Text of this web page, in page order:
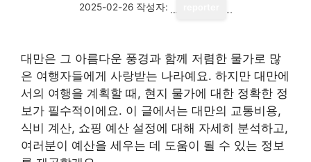
2025-02-26 작성자:
대만은 그 아름다운 풍경과 함께 저렴한 물가로 많
은 여행자들에게 사랑받는 나라예요. 하지만 대만에
서의 여행을 계획할 때, 현지 물가에 대한 정확한 정
보가 필수적이에요. 이 글에서는 대만의 교통비용,
식비 계산, 쇼핑 예산 설정에 대해 자세히 분석하고,
여러분이 예산을 세우는 데 도움이 될 수 있는 정보